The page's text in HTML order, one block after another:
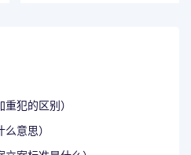
犯的区别）
意思）